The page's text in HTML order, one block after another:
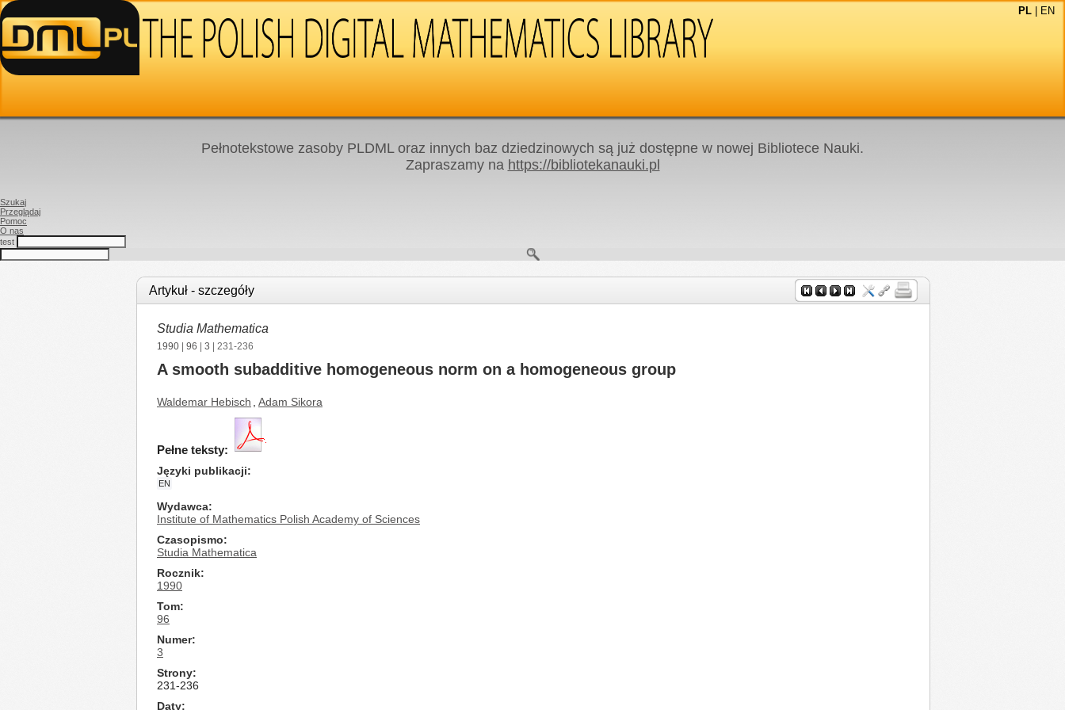
PL EN
Pełnotekstowe zasoby PLDML oraz innych baz dziedzinowych są już dostępne w nowej Bibliotece Nauki.
Zapraszamy na https://bibliotekanauki.pl
Szukaj
Przeglądaj
Pomoc
O nas
test
Artykuł - szczegóły
Studia Mathematica
1990 96 3 | 231-236
A smooth subadditive homogeneous norm on a homogeneous group
Waldemar Hebisch Adam Sikora
Pełne teksty:
Języki publikacji
EN
Wydawca
Institute of Mathematics Polish Academy of Sciences
Czasopismo
Studia Mathematica
Rocznik
1990
Tom
96
Numer
3
Strony
231-236
Daty